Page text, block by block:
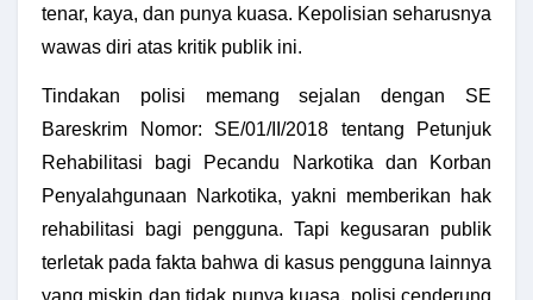
tenar, kaya, dan punya kuasa. Kepolisian seharusnya
wawas diri atas kritik publik ini.
Tindakan polisi memang sejalan dengan SE
Bareskrim Nomor: SE/01/II/2018 tentang Petunjuk
Rehabilitasi bagi Pecandu Narkotika dan Korban
Penyalahgunaan Narkotika, yakni memberikan hak
rehabilitasi bagi pengguna. Tapi kegusaran publik
terletak pada fakta bahwa di kasus pengguna lainnya
yang miskin dan tidak punya kuasa, polisi cenderung